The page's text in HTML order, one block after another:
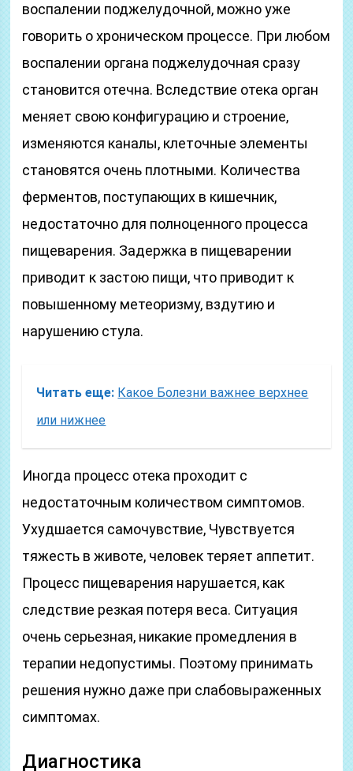
воспалении поджелудочной, можно уже
говорить о хроническом процессе. При любом
воспалении органа поджелудочная сразу
становится отечна. Вследствие отека орган
меняет свою конфигурацию и строение,
изменяются каналы, клеточные элементы
становятся очень плотными. Количества
ферментов, поступающих в кишечник,
недостаточно для полноценного процесса
пищеварения. Задержка в пищеварении
приводит к застою пищи, что приводит к
повышенному метеоризму, вздутию и
нарушению стула.
Читать еще: Какое Болезни важнее верхнее
или нижнее
Иногда процесс отека проходит с
недостаточным количеством симптомов.
Ухудшается самочувствие, Чувствуется
тяжесть в животе, человек теряет аппетит.
Процесс пищеварения нарушается, как
следствие резкая потеря веса. Ситуация
очень серьезная, никакие промедления в
терапии недопустимы. Поэтому принимать
решения нужно даже при слабовыраженных
симптомах.
Диагностика